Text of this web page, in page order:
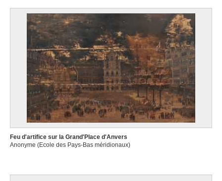
Feu d'artifice sur la Grand'Place d'Anvers
Anonyme (Ecole des Pays-Bas méridionaux)